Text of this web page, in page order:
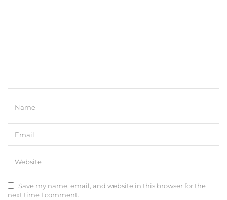
Save my name, email, and website in this browser for the
next time I comment.